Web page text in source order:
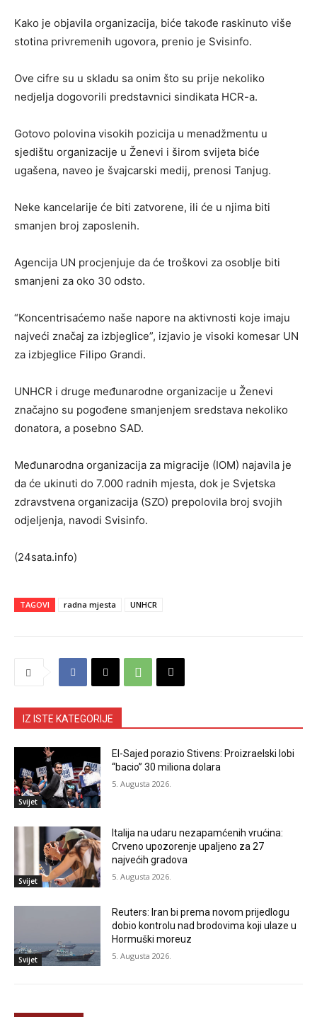
Kako je objavila organizacija, biće takođe raskinuto više
stotina privremenih ugovora, prenio je Svisinfo.
Ove cifre su u skladu sa onim što su prije nekoliko
nedjelja dogovorili predstavnici sindikata HCR-a.
Gotovo polovina visokih pozicija u menadžmentu u
sjedištu organizacije u Ženevi i širom svijeta biće
ugašena, naveo je švajcarski medij, prenosi Tanjug.
Neke kancelarije će biti zatvorene, ili će u njima biti
smanjen broj zaposlenih.
Agencija UN procjenjuje da će troškovi za osoblje biti
smanjeni za oko 30 odsto.
“Koncentrisaćemo naše napore na aktivnosti koje imaju
najveći značaj za izbjeglice”, izjavio je visoki komesar UN
za izbjeglice Filipo Grandi.
UNHCR i druge međunarodne organizacije u Ženevi
značajno su pogođene smanjenjem sredstava nekoliko
donatora, a posebno SAD.
Međunarodna organizacija za migracije (IOM) najavila je
da će ukinuti do 7.000 radnih mjesta, dok je Svjetska
zdravstvena organizacija (SZO) prepolovila broj svojih
odjeljenja, navodi Svisinfo.
(24sata.info)
TAGOVI radna mjesta UNHCR
IZ ISTE KATEGORIJE
Svijet
El-Sajed porazio Stivens: Proizraelski lobi
“bacio” 30 miliona dolara
5. Augusta 2026.
Svijet
Italija na udaru nezapamćenih vrućina:
Crveno upozorenje upaljeno za 27
najvećih gradova
5. Augusta 2026.
Svijet
Reuters: Iran bi prema novom prijedlogu
dobio kontrolu nad brodovima koji ulaze u
Hormuški moreuz
5. Augusta 2026.